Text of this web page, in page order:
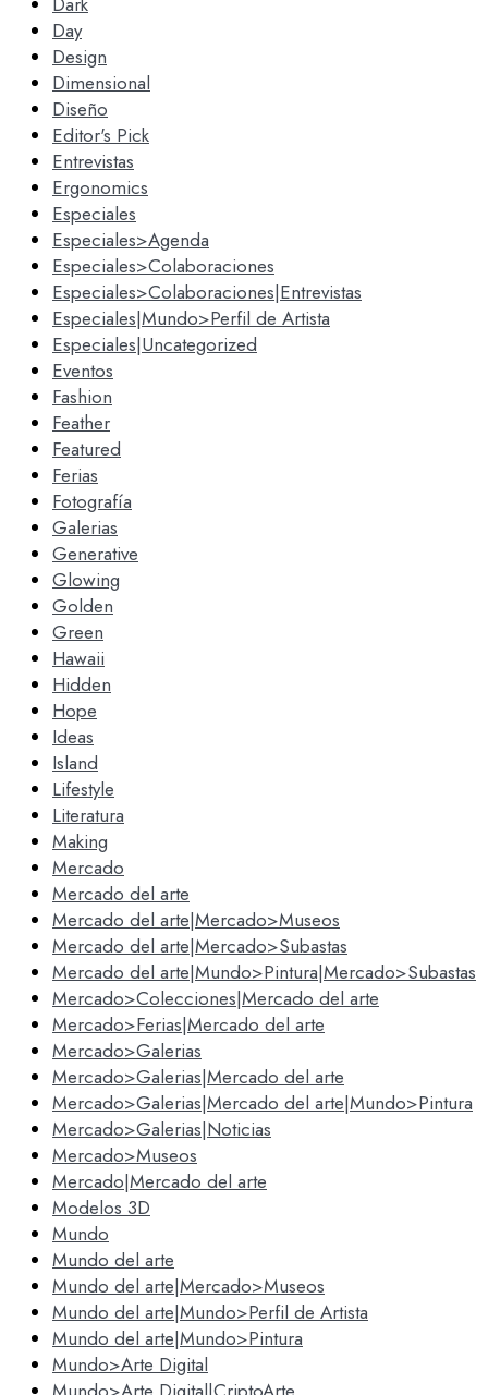
Day
Design
Dimensional
Diseño
Editor's Pick
Entrevistas
Ergonomics
Especiales
Especiales>Agenda
Especiales>Colaboraciones
Especiales>Colaboraciones|Entrevistas
Especiales|Mundo>Perfil de Artista
Especiales|Uncategorized
Eventos
Fashion
Feather
Featured
Ferias
Fotografía
Galerias
Generative
Glowing
Golden
Green
Hawaii
Hidden
Hope
Ideas
Island
Lifestyle
Literatura
Making
Mercado
Mercado del arte
Mercado del arte|Mercado>Museos
Mercado del arte|Mercado>Subastas
Mercado del arte|Mundo>Pintura|Mercado>Subastas
Mercado>Colecciones|Mercado del arte
Mercado>Ferias|Mercado del arte
Mercado>Galerias
Mercado>Galerias|Mercado del arte
Mercado>Galerias|Mercado del arte|Mundo>Pintura
Mercado>Galerias|Noticias
Mercado>Museos
Mercado|Mercado del arte
Modelos 3D
Mundo
Mundo del arte
Mundo del arte|Mercado>Museos
Mundo del arte|Mundo>Perfil de Artista
Mundo del arte|Mundo>Pintura
Mundo>Arte Digital